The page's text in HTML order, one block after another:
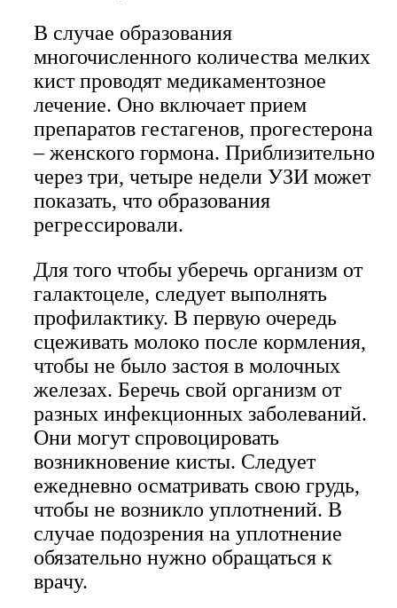
В случае образования
многочисленного количества мелких
кист проводят медикаментозное
лечение. Оно включает прием
препаратов гестагенов, прогестерона
– женского гормона. Приблизительно
через три, четыре недели УЗИ может
показать, что образования
регрессировали.
Для того чтобы уберечь организм от
галактоцеле, следует выполнять
профилактику. В первую очередь
сцеживать молоко после кормления,
чтобы не было застоя в молочных
железах. Беречь свой организм от
разных инфекционных заболеваний.
Они могут спровоцировать
возникновение кисты. Следует
ежедневно осматривать свою грудь,
чтобы не возникло уплотнений. В
случае подозрения на уплотнение
обязательно нужно обращаться к
врачу.